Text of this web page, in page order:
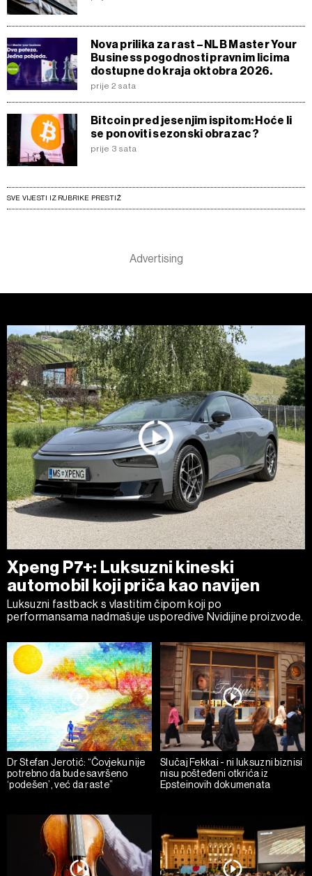
Nova prilika za rast – NLB Master Your
Business pogodnosti pravnim licima
dostupne do kraja oktobra 2026.
prije 2 sata
Bitcoin pred jesenjim ispitom: Hoće li
se ponoviti sezonski obrazac?
prije 3 sata
SVE VIJESTI IZ RUBRIKE PRESTIŽ
Xpeng P7+: Luksuzni kineski
automobil koji priča kao navijen
Luksuzni fastback s vlastitim čipom koji po
performansama nadmašuje usporedive Nvidijine proizvode.
Dr Stefan Jerotić: “Čovjeku nije
potrebno da bude savršeno
‘podešen’, već da raste”
Slučaj Fekkai - ni luksuzni biznisi
nisu pošteđeni otkrića iz
Epsteinovih dokumenata